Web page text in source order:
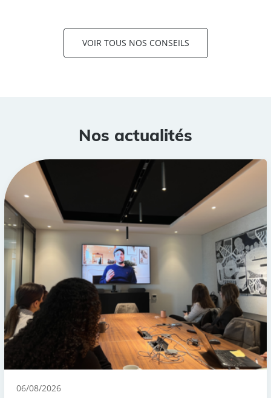
VOIR TOUS NOS CONSEILS
Nos actualités
06/08/2026